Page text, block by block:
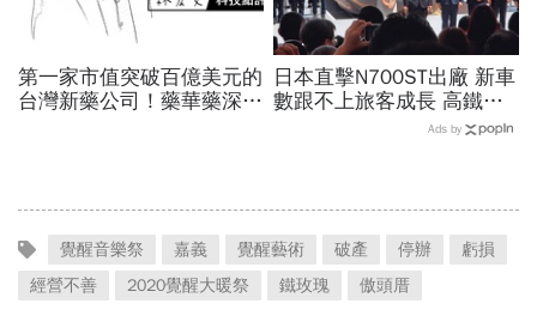
第一家市值突破百億美元的
台灣新藥公司！藥華藥深耕
日本直擊N700ST出廠 新車
數跟不上旅客成長 高鐵遇3
Ads by
覺醒音樂祭 嘉義 覺醒藝術 破產 停辦
虧損
經營不善
2020覺醒大暖祭 鐵玫瑰 傲頭厝